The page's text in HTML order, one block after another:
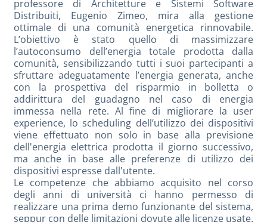
professore di Architetture e Sistemi Software
Distribuiti, Eugenio Zimeo, mira alla gestione
ottimale di una comunità energetica rinnovabile.
L’obiettivo è stato quello di massimizzare
l’autoconsumo dell’energia totale prodotta dalla
comunità, sensibilizzando tutti i suoi partecipanti a
sfruttare adeguatamente l’energia generata, anche
con la prospettiva del risparmio in bolletta o
addirittura del guadagno nel caso di energia
immessa nella rete. Al fine di migliorare la user
experience, lo scheduling dell’utilizzo dei dispositivi
viene effettuato non solo in base alla previsione
dell'energia elettrica prodotta il giorno successivo,
ma anche in base alle preferenze di utilizzo dei
dispositivi espresse dall'utente.
Le competenze che abbiamo acquisito nel corso
degli anni di università ci hanno permesso di
realizzare una prima demo funzionante del sistema,
seppur con delle limitazioni dovute alle licenze usate.